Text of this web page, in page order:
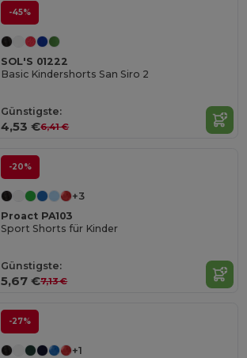
-45%
SOL'S 01222
Basic Kindershorts San Siro 2
Günstigste:
4,53 €6,41 €
-20%
+3
Proact PA103
Sport Shorts für Kinder
Günstigste:
5,67 €7,13 €
-27%
+1